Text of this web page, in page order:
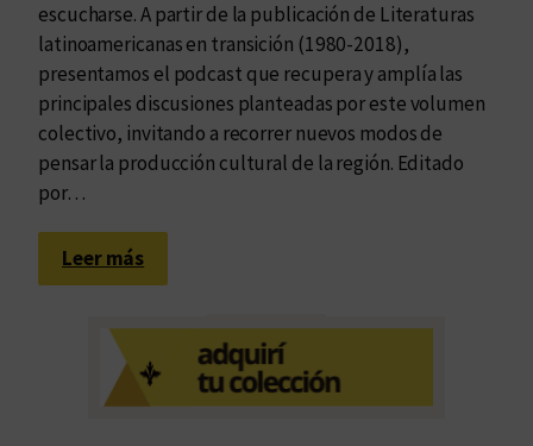
escucharse. A partir de la publicación de Literaturas
latinoamericanas en transición (1980-2018),
presentamos el podcast que recupera y amplía las
principales discusiones planteadas por este volumen
colectivo, invitando a recorrer nuevos modos de
pensar la producción cultural de la región. Editado
por…
Leer más:
U
o
d